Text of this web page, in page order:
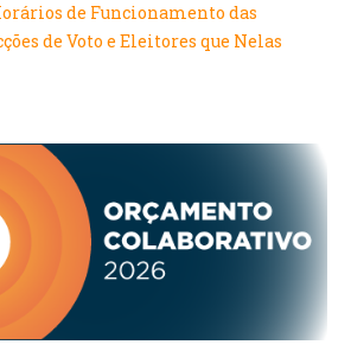
GIP
de Funcionamento das
de Voto e Eleitores que Nelas